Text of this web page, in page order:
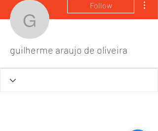
guilherme
Follow
guilherme araujo de oliveira